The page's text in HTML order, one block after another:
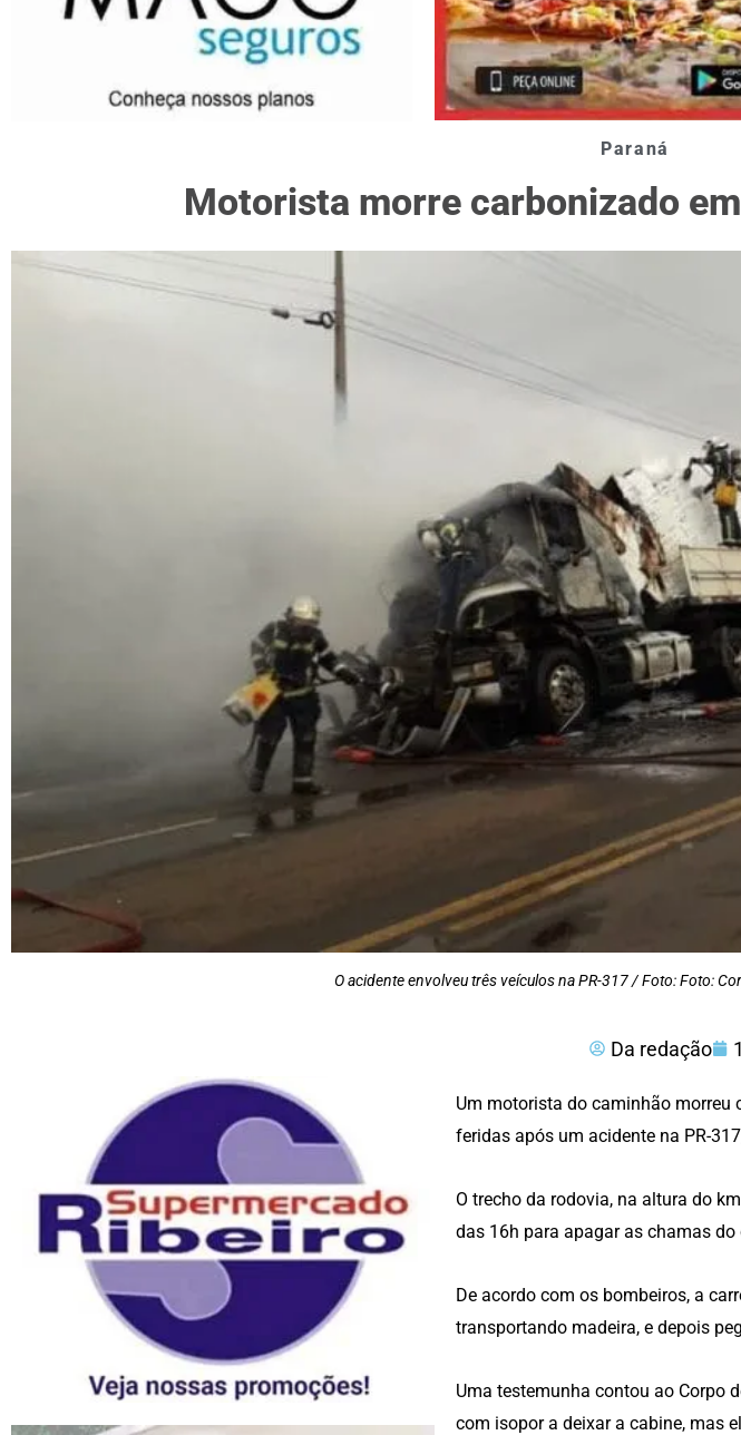
Paraná
Motorista morre carbonizado
O acidente envolveu três veículos na PR-317 / Foto: Foto:
Da redação
Um motorista do caminhão morreu
feridas após um acidente na PR-
O trecho da rodovia, na altura do
das 16h para apagar as chamas
De acordo com os bombeiros, a
transportando madeira, e depois
Uma testemunha contou ao Corpo
com isopor a deixar a cabine, mas